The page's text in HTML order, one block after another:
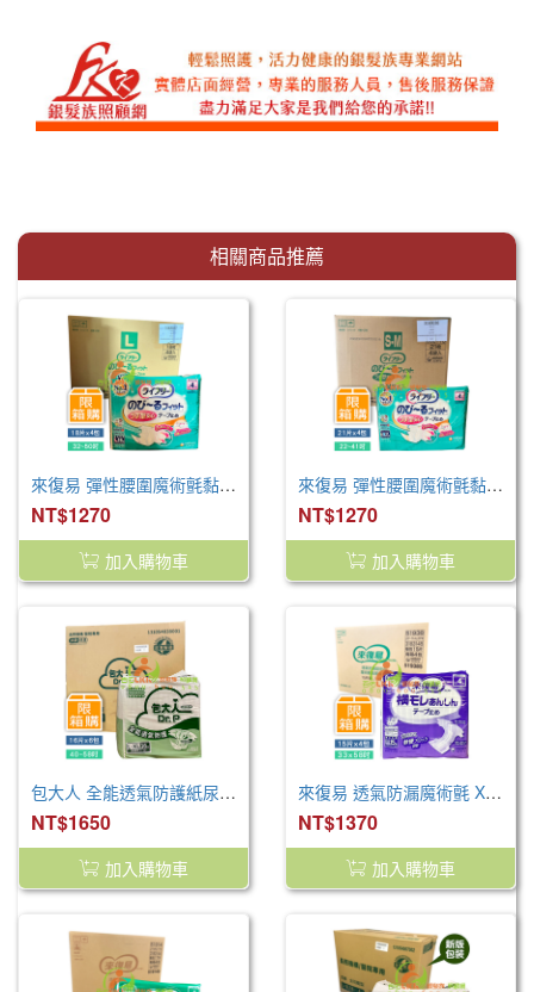
相關商品推薦
來復易 彈性腰圍魔術氈黏貼型紙尿褲 L(18片*4包/箱 )
NT$1270
加入購物車
來復易 彈性腰圍魔術氈黏貼型紙尿褲 M(21片*4包/箱 )
NT$1270
加入購物車
包大人 全能透氣防護紙尿褲 L-XL (16片/包 6包/箱)
NT$1650
加入購物車
來復易 透氣防漏魔術氈 XL 15片/4包/箱
NT$1370
加入購物車